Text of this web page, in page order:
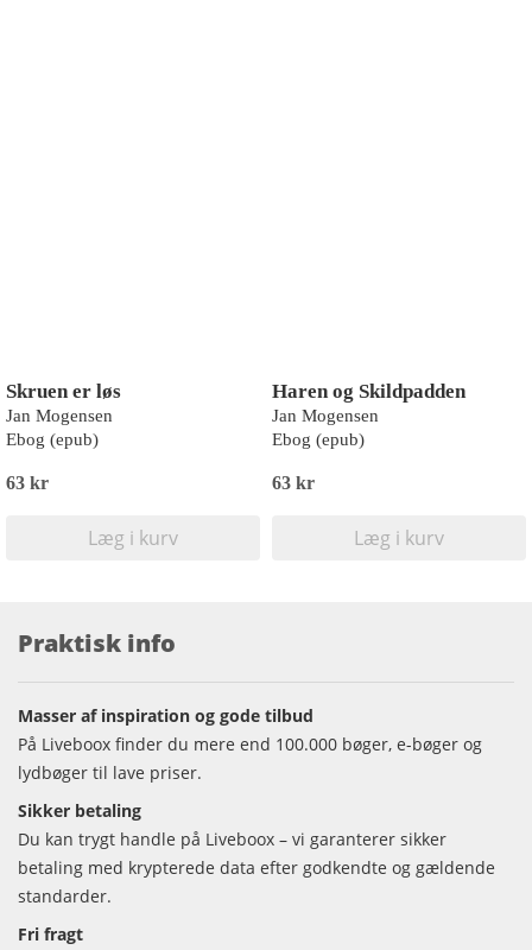
Skruen er løs
Jan Mogensen
Ebog (epub)
63 kr
Læg i kurv
Haren og Skildpadden
Jan Mogensen
Ebog (epub)
63 kr
Læg i kurv
Praktisk info
Masser af inspiration og gode tilbud
På Liveboox finder du mere end 100.000 bøger, e-bøger og
lydbøger til lave priser.
Sikker betaling
Du kan trygt handle på Liveboox – vi garanterer sikker
betaling med krypterede data efter godkendte og gældende
standarder.
Fri fragt